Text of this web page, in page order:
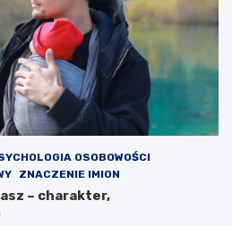
OSOBOWOŚCI
ZNACZENIE IMION
– charakter,